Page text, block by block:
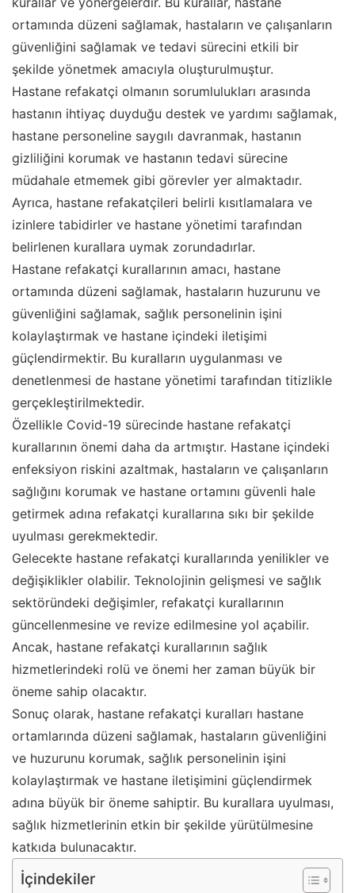
ortamında düzeni sağlamak, hastaların ve çalışanların
güvenliğini sağlamak ve tedavi sürecini etkili bir
şekilde yönetmek amacıyla oluşturulmuştur.
Hastane refakatçi olmanın sorumlulukları arasında
hastanın ihtiyaç duyduğu destek ve yardımı sağlamak,
hastane personeline saygılı davranmak, hastanın
gizliliğini korumak ve hastanın tedavi sürecine
müdahale etmemek gibi görevler yer almaktadır.
Ayrıca, hastane refakatçileri belirli kısıtlamalara ve
izinlere tabidirler ve hastane yönetimi tarafından
belirlenen kurallara uymak zorundadırlar.
Hastane refakatçi kurallarının amacı, hastane
ortamında düzeni sağlamak, hastaların huzurunu ve
güvenliğini sağlamak, sağlık personelinin işini
kolaylaştırmak ve hastane içindeki iletişimi
güçlendirmektir. Bu kuralların uygulanması ve
denetlenmesi de hastane yönetimi tarafından titizlikle
gerçekleştirilmektedir.
Özellikle Covid-19 sürecinde hastane refakatçi
kurallarının önemi daha da artmıştır. Hastane içindeki
enfeksiyon riskini azaltmak, hastaların ve çalışanların
sağlığını korumak ve hastane ortamını güvenli hale
getirmek adına refakatçi kurallarına sıkı bir şekilde
uyulması gerekmektedir.
Gelecekte hastane refakatçi kurallarında yenilikler ve
değişiklikler olabilir. Teknolojinin gelişmesi ve sağlık
sektöründeki değişimler, refakatçi kurallarının
güncellenmesine ve revize edilmesine yol açabilir.
Ancak, hastane refakatçi kurallarının sağlık
hizmetlerindeki rolü ve önemi her zaman büyük bir
öneme sahip olacaktır.
Sonuç olarak, hastane refakatçi kuralları hastane
ortamlarında düzeni sağlamak, hastaların güvenliğini
ve huzurunu korumak, sağlık personelinin işini
kolaylaştırmak ve hastane iletişimini güçlendirmek
adına büyük bir öneme sahiptir. Bu kurallara uyulması,
sağlık hizmetlerinin etkin bir şekilde yürütülmesine
katkıda bulunacaktır.
İçindekiler